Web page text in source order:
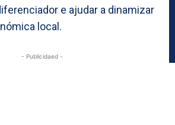
e ajudar a dinamizar
local.
- Publicidaed -